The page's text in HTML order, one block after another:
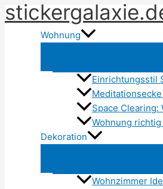
Zum
Inhalt
springenWohnung
Einrichtungsstil
Space
Wohnung
Dekoration
Wohnzimmer